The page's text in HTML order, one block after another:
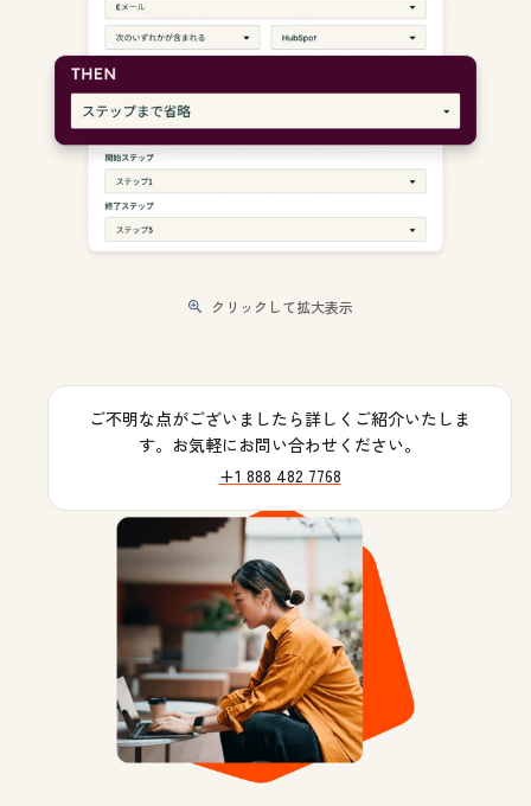
クリックして拡大表示
ご不明な点がございましたら詳しくご紹介いたしま
す。お気軽にお問い合わせください。
+1 888 482 7768